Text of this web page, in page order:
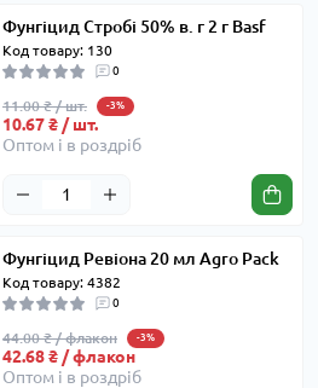
Фунгіцид Стробі 50% в. г 2 г Basf
Код товару: 130
0
11.00 ₴ / шт. -3%
10.67 ₴ / шт.
Оптом і в роздріб
Фунгіцид Ревіона 20 мл Agro Pack
Код товару: 4382
0
44.00 ₴ / флакон -3%
42.68 ₴ / флакон
Оптом і в роздріб